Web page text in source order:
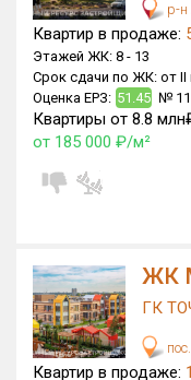
р-н
Квартир в продаже:
Этажей ЖК: 8 - 13
Срок сдачи по ЖК: от II
Оценка ЕРЗ: 51.45 № 11
Квартиры от 8.8
от 185 000 ₽/м²
ЖК
ГК
Квартир в продаже: